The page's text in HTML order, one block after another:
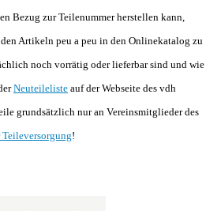
Bezug zur Teilenummer herstellen kann,
Artikeln peu a peu in den Onlinekatalog zu
noch vorrätig oder lieferbar sind und wie
Neuteileliste auf der Webseite des vdh
grundsätzlich nur an Vereinsmitglieder des
!